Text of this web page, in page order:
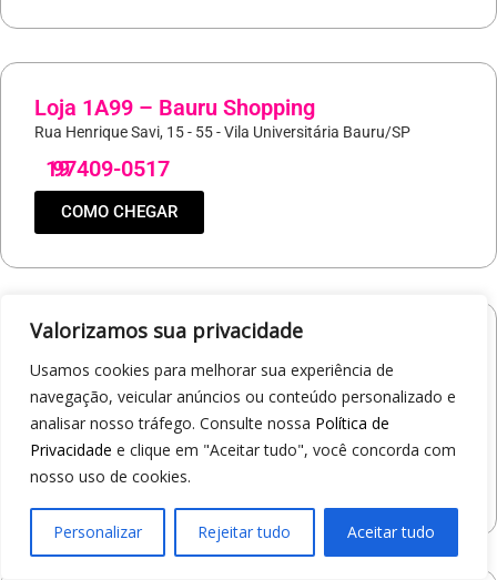
Valorizamos sua privacidade
Usamos cookies para melhorar sua experiência de
navegação, veicular anúncios ou conteúdo personalizado e
analisar nosso tráfego. Consulte nossa Política de
Privacidade e clique em "Aceitar tudo", você concorda com
nosso uso de cookies.
Personalizar Rejeitar tudo Aceitar tudo
Loja 1A99 – Bauru Shopping
Rua Henrique Savi, 15 - 55 - Vila Universitária Bauru/SP
19
97409-0517
COMO CHEGAR
Loja 1A99 – Parque Shopping Barueri
Rua General de Divisão Pedro Rodrigues da Silva, 400 - Aldeia
Barueri/SP
19
97421-9037
COMO CHEGAR